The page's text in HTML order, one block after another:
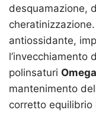
desquamazione,
antiossidante,
l’invecchiamento
polinsaturi
mantenimento
corretto